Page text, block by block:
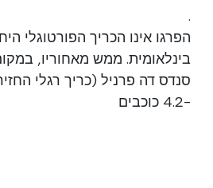
.
הפרגו אינו הכריך הפורטוגלי
סנדס דה פרניל (כריך רגלי
-4.2 כוכבים